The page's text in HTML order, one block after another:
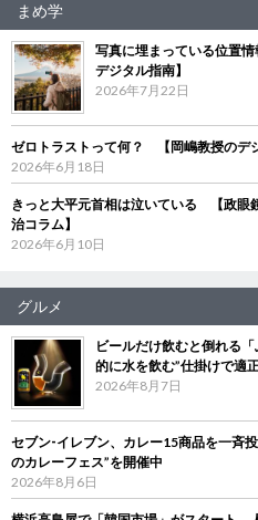
まめ学
写真に埋まっている位置
デジタル指南】
2026年7月22日
ゼロトラストって何？ 【岡嶋教授のデ
2026年6月18日
きっと大平元首相は泣いている 【政眼
治コラム】
2026年6月10日
グルメ
ビールだけ飲むと倒れる
的に水を飲む”仕掛けで適
2026年8月7日
セブン‐イレブン、カレー15商品を一斉
のカレーフェス”を開催中
2026年8月6日